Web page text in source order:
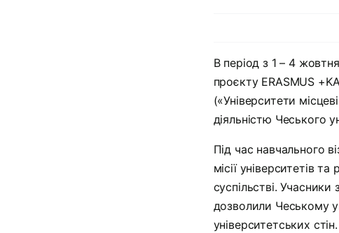
В період з 1 – 4
проєкту ERASMUS
(«Університети
діяльністю Чеського
Під час навчального
місії університетів
суспільстві. Учасники
дозволили Чеському
університетських стін.